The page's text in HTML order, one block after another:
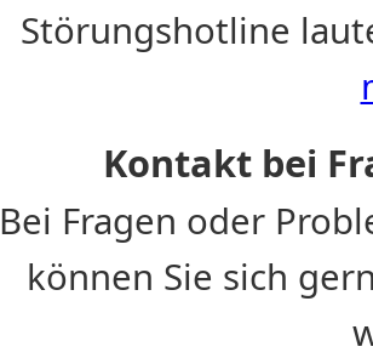
Störungshotline
Kontakt bei
Bei Fragen oder
können Sie sich